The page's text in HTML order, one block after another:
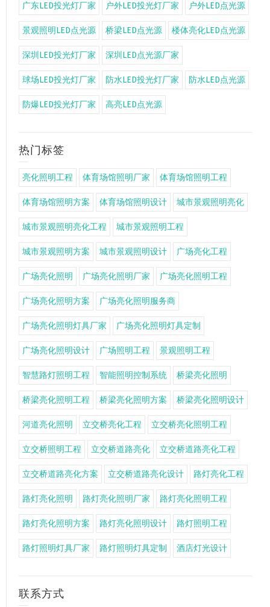
广东LED投光灯厂家 户外LED投光灯厂家 户外LED点光源
景观照明LED点光源 桥梁LED点光源 楼体亮化LED点光源
深圳LED投光灯厂家 深圳LED点光源厂家
球场LED投光灯厂家 防水LED投光灯厂家 防水LED点光源
防爆LED投光灯厂家 高亮LED点光源
热门标签
亮化照明工程 体育场馆照明厂家 体育场馆照明工程
体育场馆照明方案 体育场馆照明设计 城市景观照明亮化
城市景观照明亮化工程 城市景观照明工程
城市景观照明方案 城市景观照明设计 广场亮化工程
广场亮化照明 广场亮化照明厂家 广场亮化照明工程
广场亮化照明方案 广场亮化照明服务商
广场亮化照明灯具厂家 广场亮化照明灯具定制
广场亮化照明设计 广场照明工程 景观照明工程
智慧路灯照明工程 智能照明控制系统 桥梁亮化照明
桥梁亮化照明工程 桥梁亮化照明方案 桥梁亮化照明设计
河道亮化照明 立交桥亮化工程 立交桥亮化照明工程
立交桥照明工程 立交桥道路亮化 立交桥道路亮化工程
立交桥道路亮化方案 立交桥道路亮化设计 路灯亮化工程
路灯亮化照明 路灯亮化照明厂家 路灯亮化照明工程
路灯亮化照明方案 路灯亮化照明设计 路灯照明工程
路灯照明灯具厂家 路灯照明灯具定制 酒店灯光设计
联系方式